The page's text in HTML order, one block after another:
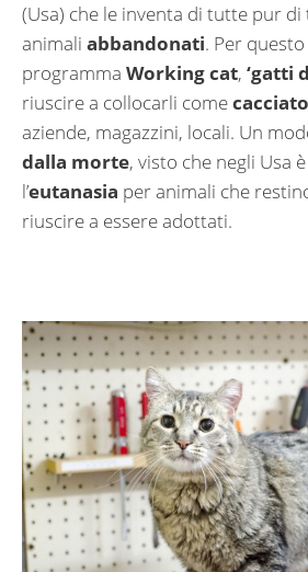
(Usa) che le inventa di tutte pur di
animali abbandonati. Per
programma Working cat, ‘gatti
riuscire a collocarli come
aziende, magazzini, locali. Un
dalla morte, visto che negli Usa
l’eutanasia per animali che
riuscire a essere adottati.